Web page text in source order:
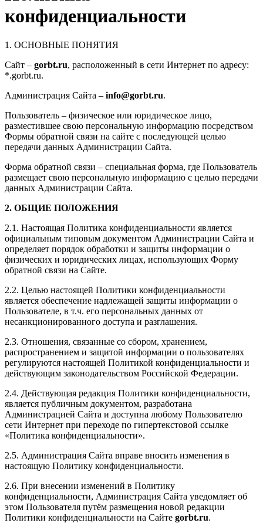
конфиденциальности
1. ОСНОВНЫЕ ПОНЯТИЯ
Сайт – gorbt.ru, расположенный в сети Интернет по адресу:
*.gorbt.ru.
Администрация Сайта – info@gorbt.ru.
Пользователь – физическое или юридическое лицо,
разместившее свою персональную информацию посредством
Формы обратной связи на сайте с последующей целью
передачи данных Администрации Сайта.
Форма обратной связи – специальная форма, где Пользователь
размещает свою персональную информацию с целью передачи
данных Администрации Сайта.
2. ОБЩИЕ ПОЛОЖЕНИЯ
2.1. Настоящая Политика конфиденциальности является
официальным типовым документом Администрации Сайта и
определяет порядок обработки и защиты информации о
физических и юридических лицах, использующих Форму
обратной связи на Сайте.
2.2. Целью настоящей Политики конфиденциальности
является обеспечение надлежащей защиты информации о
Пользователе, в т.ч. его персональных данных от
несанкционированного доступа и разглашения.
2.3. Отношения, связанные со сбором, хранением,
распространением и защитой информации о пользователях
регулируются настоящей Политикой конфиденциальности и
действующим законодательством Российской Федерации.
2.4. Действующая редакция Политики конфиденциальности,
является публичным документом, разработана
Администрацией Сайта и доступна любому Пользователю
сети Интернет при переходе по гипертекстовой ссылке
«Политика конфиденциальности».
2.5. Администрация Сайта вправе вносить изменения в
настоящую Политику конфиденциальности.
2.6. При внесении изменений в Политику
конфиденциальности, Администрация Сайта уведомляет об
этом Пользователя путём размещения новой редакции
Политики конфиденциальности на Сайте gorbt.ru.